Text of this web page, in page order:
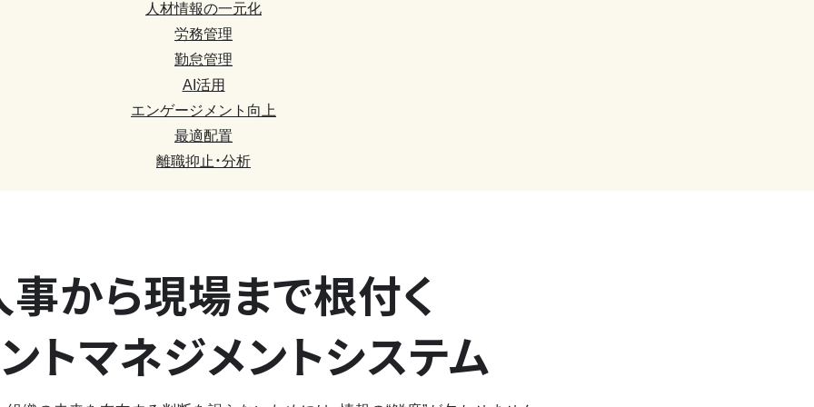
人材情報の一元化
労務管理
勤怠管理
AI活用
エンゲージメント向上
最適配置
離職抑止・分析
事から現場まで根付く
トマネジメントシステム